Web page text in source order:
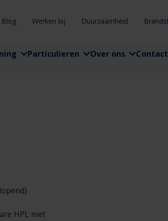
Blog Werken bij Duurzaamheid
Particulieren Over ons Contact
HPL met